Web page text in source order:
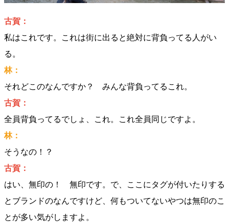
古賀：
私はこれです。これは街に出ると絶対に背負ってる人がい
る。
林：
それどこのなんですか？ みんな背負ってるこれ。
古賀：
全員背負ってるでしょ、これ。これ全員同じですよ。
林：
そうなの！？
古賀：
はい、無印の！ 無印です。で、ここにタグが付いたりする
とブランドのなんですけど、何もついてないやつは無印のこ
とが多い気がしますよ。